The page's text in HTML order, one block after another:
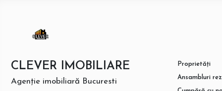
CLEVER IMOBILIARE
Agenție imobiliară Bucuresti
Proprietăți
Ansambluri